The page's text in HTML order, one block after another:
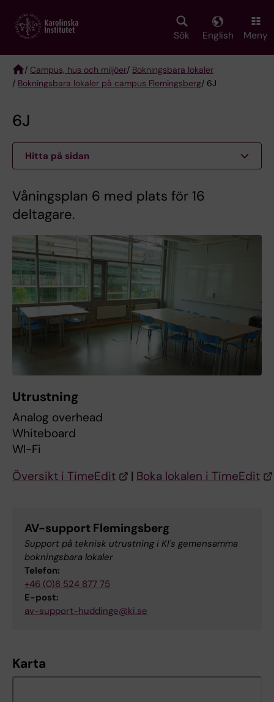
main
Sök English Meny
Breadcrumb
/ Campus, hus och miljöer/ Bokningsbara lokaler
/ Bokningsbara lokaler på campus Flemingsberg/ 6J
6J
Hitta på sidan
Våningsplan 6 med plats för 16
deltagare.
Utrustning
Analog overhead
Whiteboard
WI-Fi
Översikt i TimeEdit
| Boka lokalen i TimeEdit
AV-support Flemingsberg
Support på teknisk utrustning i KI's gemensamma
bokningsbara lokaler
Telefon:
+46 (0)8 524 877 75
E-post:
av-support-huddinge@ki.se
Karta